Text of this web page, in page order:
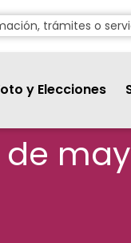
y Elecciones
de